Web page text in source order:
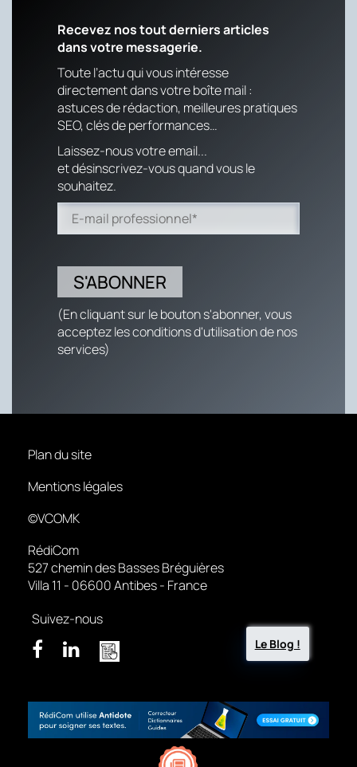
Recevez nos tout derniers articles
dans votre messagerie.
Toute l’actu qui vous intéresse
directement dans votre boîte mail :
astuces de rédaction, meilleures pratiques
SEO, clés de performances…
Laissez-nous votre email...
et désinscrivez-vous quand vous le
souhaitez.
(En cliquant sur le bouton s'abonner, vous
acceptez les conditions d'utilisation de nos
services)
Plan du site
Mentions légales
©VCOMK
RédiCom
527 chemin des Basses Bréguières
Villa 11 - 06600 Antibes - France
Suivez-nous
Le Blog !